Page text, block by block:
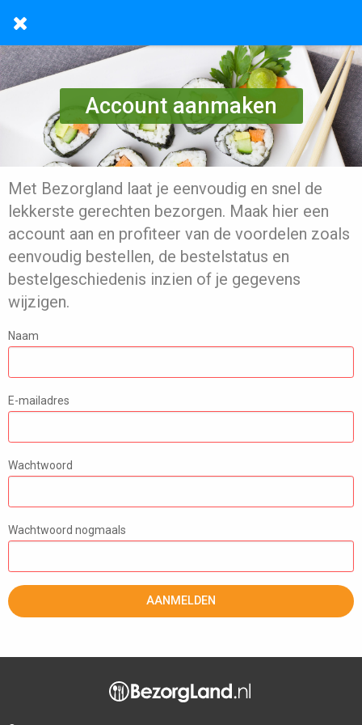
Account aanmaken
Met Bezorgland laat je eenvoudig en snel de
lekkerste gerechten bezorgen. Maak hier een
account aan en profiteer van de voordelen zoals
eenvoudig bestellen, de bestelstatus en
bestelgeschiedenis inzien of je gegevens
wijzigen.
Naam
E-mailadres
Wachtwoord
Wachtwoord nogmaals
AANMELDEN